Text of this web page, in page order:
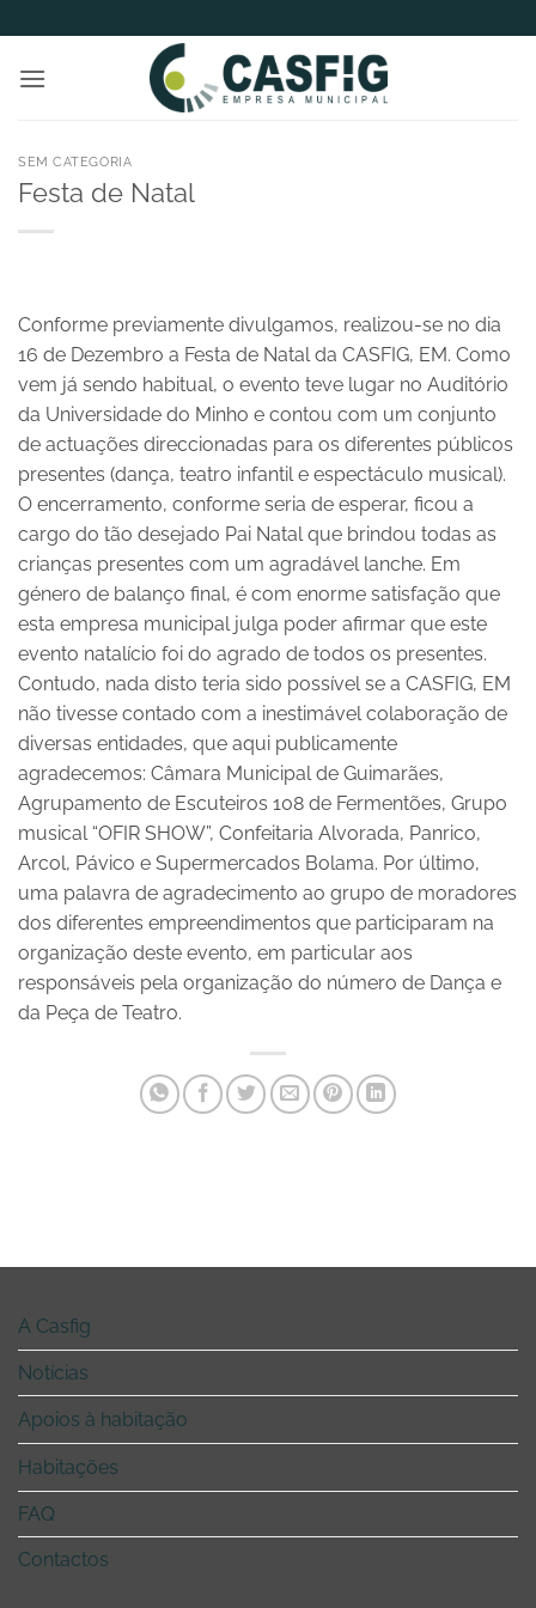
to
content
SEM CATEGORIA
Festa de Natal
Conforme previamente divulgamos, realizou-se no dia
16 de Dezembro a Festa de Natal da CASFIG, EM. Como
vem já sendo habitual, o evento teve lugar no Auditório
da Universidade do Minho e contou com um conjunto
de actuações direccionadas para os diferentes públicos
presentes (dança, teatro infantil e espectáculo musical).
O encerramento, conforme seria de esperar, ficou a
cargo do tão desejado Pai Natal que brindou todas as
crianças presentes com um agradável lanche. Em
género de balanço final, é com enorme satisfação que
esta empresa municipal julga poder afirmar que este
evento natalício foi do agrado de todos os presentes.
Contudo, nada disto teria sido possível se a CASFIG, EM
não tivesse contado com a inestimável colaboração de
diversas entidades, que aqui publicamente
agradecemos: Câmara Municipal de Guimarães,
Agrupamento de Escuteiros 108 de Fermentões, Grupo
musical “OFIR SHOW”, Confeitaria Alvorada, Panrico,
Arcol, Pávico e Supermercados Bolama. Por último,
uma palavra de agradecimento ao grupo de moradores
dos diferentes empreendimentos que participaram na
organização deste evento, em particular aos
responsáveis pela organização do número de Dança e
da Peça de Teatro.
A Casfig
Notícias
Apoios à habitação
Habitações
FAQ
Contactos